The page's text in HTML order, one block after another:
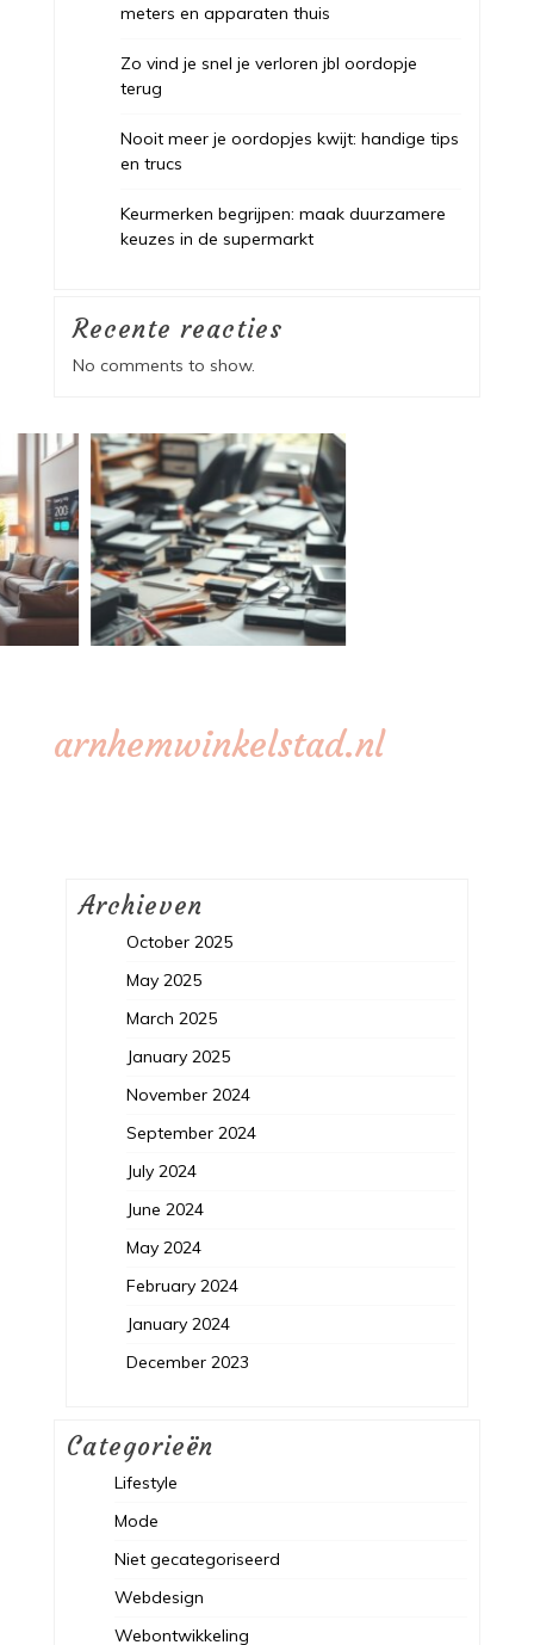
meters en apparaten thuis
Zo vind je snel je verloren jbl oordopje
terug
Nooit meer je oordopjes kwijt: handige tips
en trucs
Keurmerken begrijpen: maak duurzamere
keuzes in de supermarkt
Recente reacties
No comments to show.
arnhemwinkelstad.nl
Archieven
October 2025
May 2025
March 2025
January 2025
November 2024
September 2024
July 2024
June 2024
May 2024
February 2024
January 2024
December 2023
Categorieën
Lifestyle
Mode
Niet gecategoriseerd
Webdesign
Webontwikkeling